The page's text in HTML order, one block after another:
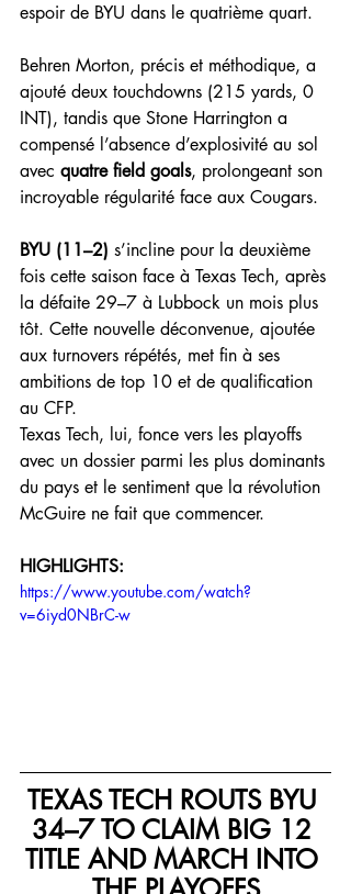
espoir de BYU dans le quatrième quart.
Behren Morton, précis et méthodique, a
ajouté deux touchdowns (215 yards, 0
INT), tandis que Stone Harrington a
compensé l’absence d’explosivité au sol
avec quatre field goals, prolongeant son
incroyable régularité face aux Cougars.
BYU (11–2) s’incline pour la deuxième
fois cette saison face à Texas Tech, après
la défaite 29–7 à Lubbock un mois plus
tôt. Cette nouvelle déconvenue, ajoutée
aux turnovers répétés, met fin à ses
ambitions de top 10 et de qualification
au CFP.
Texas Tech, lui, fonce vers les playoffs
avec un dossier parmi les plus dominants
du pays et le sentiment que la révolution
McGuire ne fait que commencer.
HIGHLIGHTS:
https://www.youtube.com/watch?
v=6iyd0NBrC-w
TEXAS TECH ROUTS BYU
34–7 TO CLAIM BIG 12
TITLE AND MARCH INTO